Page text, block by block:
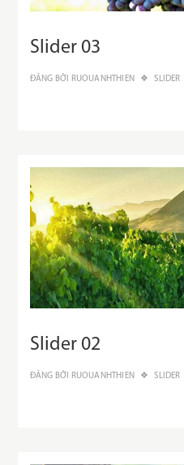
Slider 03
ĐĂNG BỞI RUOUANHTHIEN SLIDER
Slider 02
ĐĂNG BỞI RUOUANHTHIEN SLIDER